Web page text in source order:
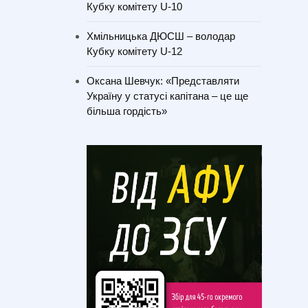
Кубку комітету U-10
Хмільницька ДЮСШ – володар
Кубку комітету U-12
Оксана Шевчук: «Представляти
Україну у статусі капітана – це ще
більша гордість»